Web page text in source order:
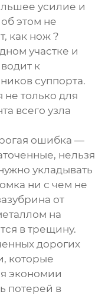
усилие и
этом не
как нож ?
участке и
к
суппорта.
не только для
всего узла
ошибка —
нельзя
укладывать
ни с чем не
от
на
в трещину.
дорогих
которые
экономии
потерей в